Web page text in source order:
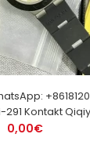
291 Kontakt
0,00€